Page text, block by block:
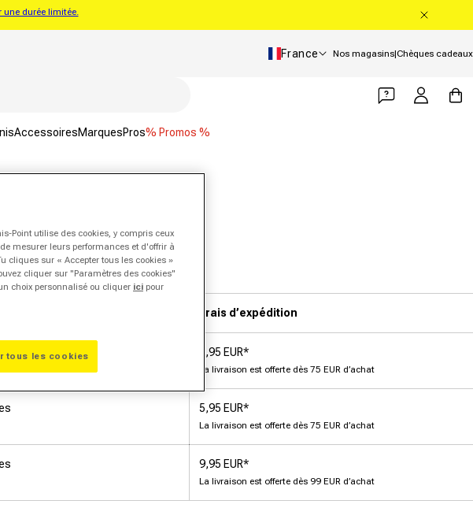
durée limitée.
Pays/Région
France Nos magasins|Chèques cadeaux
AccessoiresMarquesPros% Promos %
Se connecter
Panier
Frais d’expédition
5,95 EUR*
La livraison est offerte dès 75 EUR d’achat
5,95 EUR*
La livraison est offerte dès 75 EUR d’achat
9,95 EUR*
La livraison est offerte dès 99 EUR d’achat
Point utilise des cookies, y compris ceux
mesurer leurs performances et d'offrir à
cliques sur « Accepter tous les cookies »
cliquer sur "Paramètres des cookies"
choix personnalisé ou cliquer ici pour
tous les cookies